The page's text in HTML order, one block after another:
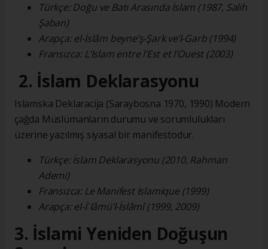
Türkçe: Doğu ve Batı Arasında İslam (1987, Salih
Şaban)
Arapça: el-İslâm beyne’ş-Şark ve’l-Garb (1994)
Fransızca: L’Islam entre l’Est et l’Ouest (2003)
2. İslam Deklarasyonu
Islamska Deklaracija (Saraybosna 1970, 1990) Modern
çağda Müslümanların durumu ve sorumlulukları
üzerine yazılmış siyasal bir manifestodur.
Türkçe: İslam Deklarasyonu (2010, Rahman
Ademi)
Fransızca: Le Manifest Islamique (1999)
Arapça: el-İʿlâmü’l-İslâmî (1999, 2009)
3. İslami Yeniden Doğuşun